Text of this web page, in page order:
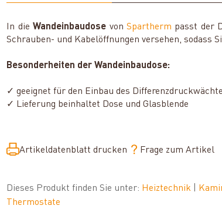
In dieWandeinbaudose von Spartherm passt der
Schrauben- und Kabelöffnungen versehen, sodass
Besonderheiten der Wandeinbaudose:
✓ geeignet für den Einbau des
✓ Lieferung beinhaltet Dose und Glasblende
Artikeldatenblatt drucken Frage zum Artikel
Dieses Produkt finden Sie unter: Heiztechnik
Thermostate